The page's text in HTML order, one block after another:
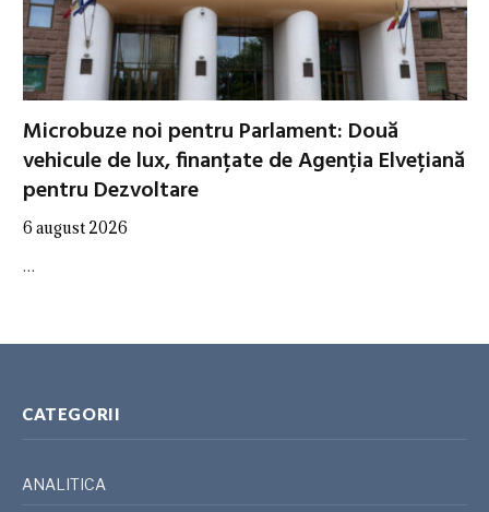
Microbuze noi pentru Parlament: Două
vehicule de lux, finanțate de Agenția Elvețiană
pentru Dezvoltare
6 august 2026
…
CATEGORII
ANALITICA